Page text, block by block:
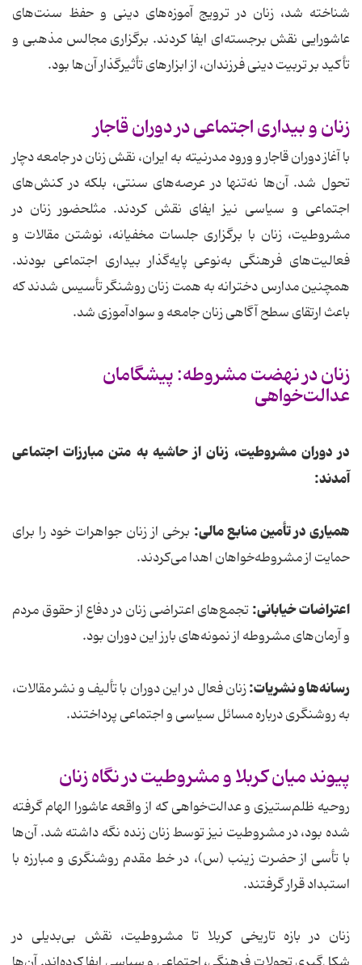
شناخته شد، زنان در ترویج آموزه‌های دینی و حفظ سنت‌های
عاشورایی نقش برجسته‌ای ایفا کردند. برگزاری مجالس مذهبی و
تأکید بر تربیت دینی فرزندان، از ابزارهای تأثیرگذار آن‌ها بود.
زنان و بیداری اجتماعی در دوران قاجار
با آغاز دوران قاجار و ورود مدرنیته به ایران، نقش زنان در جامعه دچار
تحول شد. آن‌ها نه‌تنها در عرصه‌های سنتی، بلکه در کنش‌های
اجتماعی و سیاسی نیز ایفای نقش کردند. مثلحضور زنان در
مشروطیت، زنان با برگزاری جلسات مخفیانه، نوشتن مقالات و
فعالیت‌های فرهنگی به‌نوعی پایه‌گذار بیداری اجتماعی بودند.
همچنین مدارس دخترانه به همت زنان روشنگر تأسیس شدند که
باعث ارتقای سطح آگاهی زنان جامعه و سوادآموزی شد.
زنان در نهضت مشروطه: پیشگامان
عدالت‌خواهی
در دوران مشروطیت، زنان از حاشیه به متن مبارزات اجتماعی
آمدند:
همیاری در تأمین منابع مالی: برخی از زنان جواهرات خود را برای
حمایت از مشروطه‌خواهان اهدا می‌کردند.
اعتراضات خیابانی:تجمع‌های اعتراضی زنان در دفاع از حقوق مردم
و آرمان‌های مشروطه از نمونه‌های بارز این دوران بود.
رسانه‌ها و نشریات:زنان فعال در این دوران با تألیف و نشر مقالات،
به روشنگری درباره مسائل سیاسی و اجتماعی پرداختند.
پیوند میان کربلا و مشروطیت در نگاه زنان
روحیه ظلم‌ستیزی و عدالت‌خواهی که از واقعه عاشورا الهام گرفته
شده بود، در مشروطیت نیز توسط زنان زنده نگه داشته شد. آن‌ها
با تأسی از حضرت زینب (س)، در خط مقدم روشنگری و مبارزه با
استبداد قرار گرفتند.
زنان در بازه تاریخی کربلا تا مشروطیت، نقش بی‌بدیلی در